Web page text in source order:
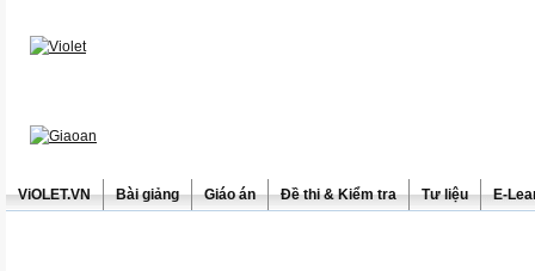
ViOLET.VN Bài giảng Giáo án Đề thi & Kiểm tra Tư liệu E-